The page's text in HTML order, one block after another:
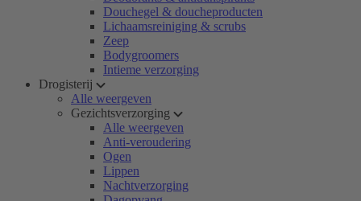
Douchegel & doucheproducten
Lichaamsreiniging & scrubs
Zeep
Bodygroomers
Intieme verzorging
Drogisterij
Alle weergeven
Gezichtsverzorging
Alle weergeven
Anti-veroudering
Ogen
Lippen
Nachtverzorging